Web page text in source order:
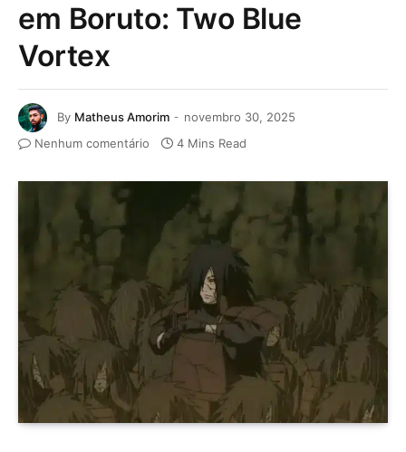
em Boruto: Two Blue
Vortex
By Matheus Amorim
novembro 30, 2025
Nenhum comentário
4 Mins Read